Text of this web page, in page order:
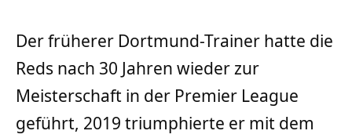
Der früherer Dortmund-Trainer hatte die
Reds nach 30 Jahren wieder zur
Meisterschaft in der Premier League
geführt, 2019 triumphierte er mit dem